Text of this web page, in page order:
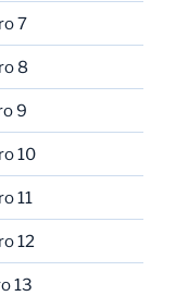
7
8
9
10
11
12
13